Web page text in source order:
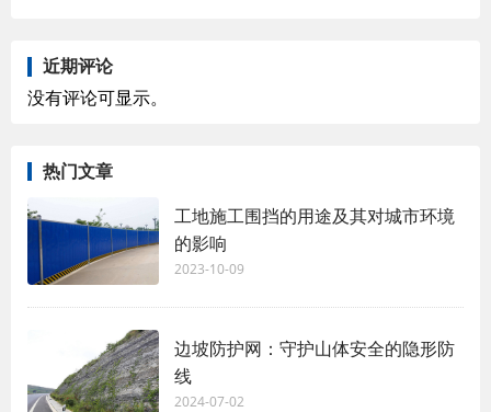
近期评论
没有评论可显示。
热门文章
工地施工围挡的用途及其对城市环境
的影响
2023-10-09
边坡防护网：守护山体安全的隐形防
线
2024-07-02